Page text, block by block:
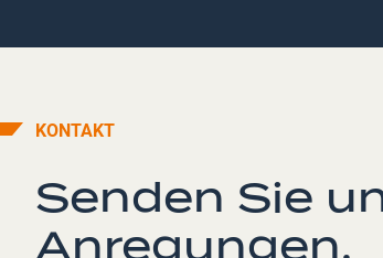
KONTAKT
Senden Sie
Anregungen.